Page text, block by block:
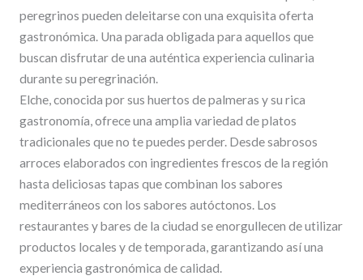
peregrinos pueden deleitarse con una exquisita oferta
gastronómica. Una parada obligada para aquellos que
buscan disfrutar de una auténtica experiencia culinaria
durante su peregrinación.
Elche, conocida por sus huertos de palmeras y su rica
gastronomía, ofrece una amplia variedad de platos
tradicionales que no te puedes perder. Desde sabrosos
arroces elaborados con ingredientes frescos de la región
hasta deliciosas tapas que combinan los sabores
mediterráneos con los sabores autóctonos. Los
restaurantes y bares de la ciudad se enorgullecen de utilizar
productos locales y de temporada, garantizando así una
experiencia gastronómica de calidad.